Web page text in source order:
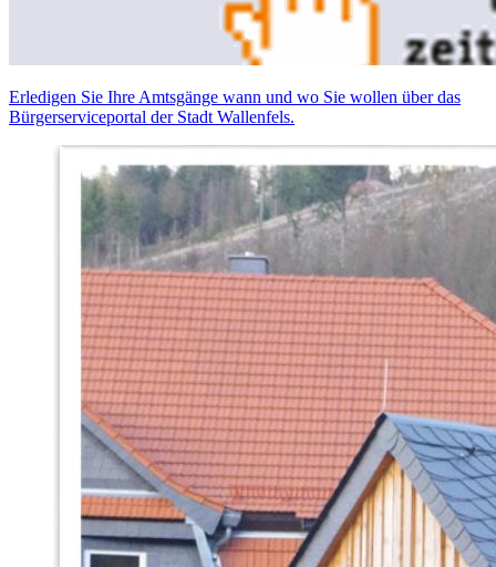
Erledigen Sie Ihre Amtsgänge wann und wo Sie wollen über das
Bürgerserviceportal der Stadt Wallenfels.